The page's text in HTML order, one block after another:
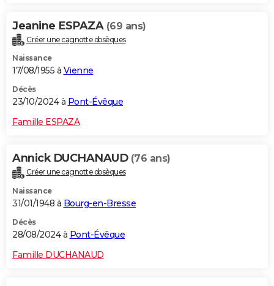
Jeanine ESPAZA (69 ans)
Créer une cagnotte obsèques
Naissance
17/08/1955 à Vienne
Décès
23/10/2024 à Pont-Évêque
Famille ESPAZA
Annick DUCHANAUD (76 ans)
Créer une cagnotte obsèques
Naissance
31/01/1948 à Bourg-en-Bresse
Décès
28/08/2024 à Pont-Évêque
Famille DUCHANAUD